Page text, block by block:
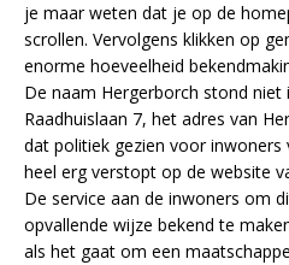
je maar weten dat je op de
scrollen. Vervolgens klikken op
enorme hoeveelheid
De naam Hergerborch stond niet
Raadhuislaan 7, het adres van
dat politiek gezien voor inwoners
heel erg verstopt op de website
De service aan de inwoners om
opvallende wijze bekend te
als het gaat om een